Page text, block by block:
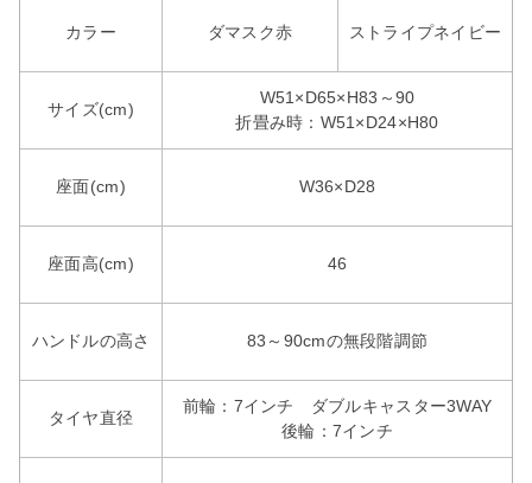
カラー ダマスク赤 ストライプネイビー
サイズ(cm)
W51×D65×H83～90
折畳み時：W51×D24×H80
座面(cm) W36×D28
座面高(cm) 46
ハンドルの高さ 83～90cmの無段階調節
タイヤ直径
前輪：7インチ ダブルキャスター3WAY
後輪：7インチ